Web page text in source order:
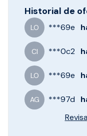
Historial de
LO ***69e
CI ***0c2
LO ***69e
AG ***97d